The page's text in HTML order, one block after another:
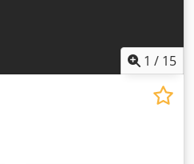
1 / 15